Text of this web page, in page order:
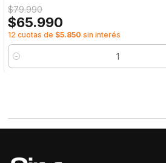
$79.990
$65.990
12 cuotas de $5.850 sin interés
Cantidad